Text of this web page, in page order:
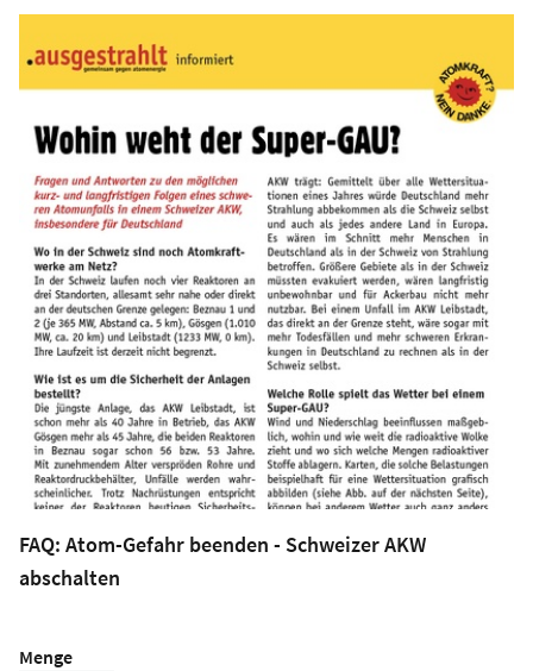
FAQ: Atom-Gefahr beenden - Schweizer AKW
abschalten
Menge